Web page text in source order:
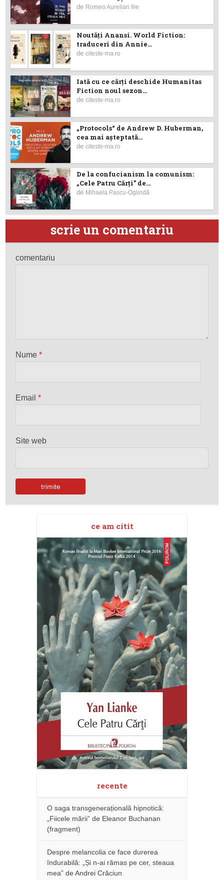
de Romeo Aurelian Ilie
Noutăţi Anansi. World Fiction:
traduceri din Annie...
deciteste-ma.ro
Iată cu ce cărţi deschide Humanitas
Fiction noul sezon...
deciteste-ma.ro
„Protocols“ de Andrew D. Huberman,
cea mai așteptată...
deciteste-ma.ro
De la confucianism la comunism:
„Cele Patru Cărți” de...
de Mihaela Pascu-Oglindă
scrie un comentariu
comentariu
Nume*
Email*
Site web
ce am citit
recente
O saga transgenerațională hipnotică:
„Fiicele mării” de Eleanor Buchanan
(fragment)
Despre melancolia ce face durerea
îndurabilă: „Și n-ai rămas pe cer, steaua
mea” de Andrei Crăciun